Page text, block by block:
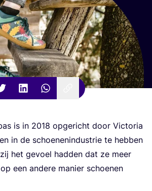
is in 2018 opge­richt door Vic­to­ria
in de schoe­nen­in­du­strie te heb­ben
het gevoel had­den dat ze meer
een ande­re manier schoe­nen